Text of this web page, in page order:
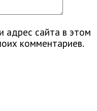
адрес сайта в этом
комментариев.